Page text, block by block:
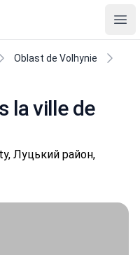
Oblast de Volhynie
la ville de
Луцький район,